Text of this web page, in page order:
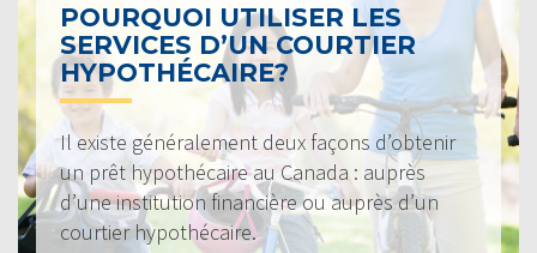
POURQUOI UTILISER LES
SERVICES D’UN COURTIER
HYPOTHÉCAIRE?
Il existe généralement deux façons d’obtenir
un prêt hypothécaire au Canada : auprès
d’une institution financière ou auprès d’un
courtier hypothécaire.